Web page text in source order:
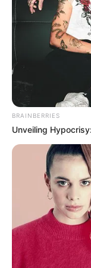
JASB - Jornal dos
Canal da
Fnaras
Incentivo
precisa de você
categoria.Faça
fundamental para
independência que
pode fazer a
BRAINBERRIES
Unveiling